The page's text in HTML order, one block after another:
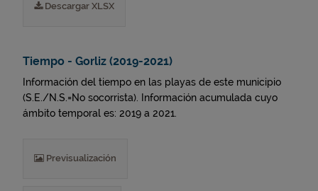
Descargar XLSX
Tiempo - Gorliz (2019-2021)
Información del tiempo en las playas de este municipio
(S.E./N.S.=No socorrista). Información acumulada cuyo
ámbito temporal es: 2019 a 2021.
Previsualización